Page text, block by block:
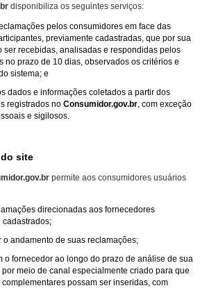
disponibiliza os seguintes serviços:
pelos consumidores em face das
previamente cadastradas, que por sua
ser recebidas, analisadas e respondidas pelos
no prazo de 10 dias, observados os critérios e
sistema; e
dados e informações coletados a partir dos
registrados no Consumidor.gov.br , com exceção
e sigilosos.
site
permite aos consumidores usuários
direcionadas aos fornecedores
cadastrados;
o andamento de suas reclamações;
o fornecedor ao longo do prazo de análise de sua
meio de canal especialmente criado para que
possam ser inseridas, com